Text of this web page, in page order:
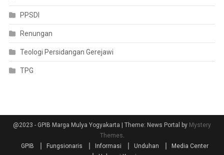
PPSDI
Renungan
Teologi Persidangan Gerejawi
TPG
@2023 - GPIB Marga Mulya Yogyakarta | Theme: News Portal by Mystery
Themes
GPIB
Fungsionaris Informasi Unduhan
Media Center